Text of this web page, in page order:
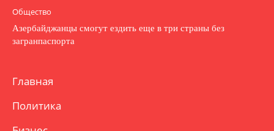
Общество
Азербайджанцы смогут ездить еще в три страны без
загранпаспорта
Главная
Политика